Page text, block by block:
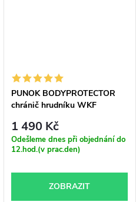
PUNOK BODYPROTECTOR
chránič hrudníku WKF
1 490 Kč
Odešleme dnes při objednání do
12.hod.(v prac.den)
ZOBRAZIT